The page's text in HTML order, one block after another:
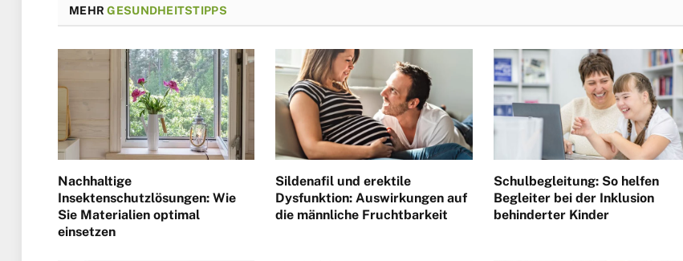
MEHRGESUNDHEITSTIPPS
Nachhaltige
Insektenschutzlösungen: Wie
Sie Materialien optimal
einsetzen
Sildenafil und erektile
Dysfunktion: Auswirkungen auf
die männliche Fruchtbarkeit
Schulbegleitung: So helfen
Begleiter bei der Inklusion
behinderter Kinder